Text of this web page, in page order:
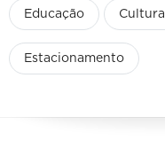
Educação Cultural
Estacionamento